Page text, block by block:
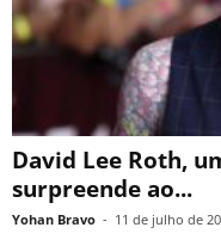
David Lee Roth,
surpreende ao...
Yohan Bravo - 11 de julho de